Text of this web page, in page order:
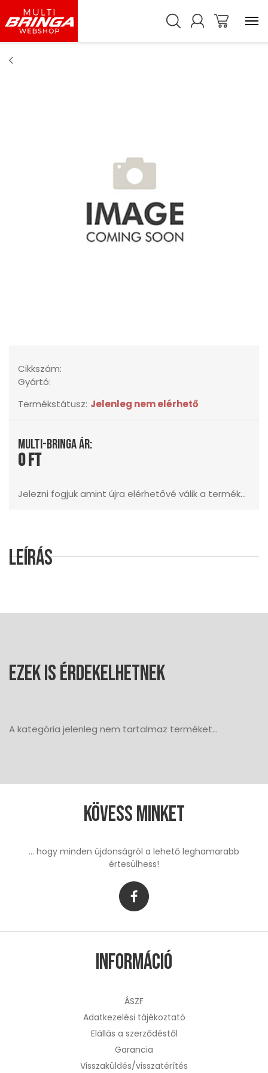
Cikkszám:
Gyártó:
Termékstátusz: Jelenleg nem elérhető
Multi-Bringa ár:
0 Ft
Jelezni fogjuk amint újra elérhetővé válik a termék...
Leírás
Ezek is érdekelhetnek
A kategória jelenleg nem tartalmaz terméket...
Kövess minket
... hogy minden újdonságról a lehető leghamarabb
értesülhess!
Információ
ÁSZF
Adatkezelési tájékoztató
Elállás a szerződéstől
Garancia
Visszaküldés/visszatérítés